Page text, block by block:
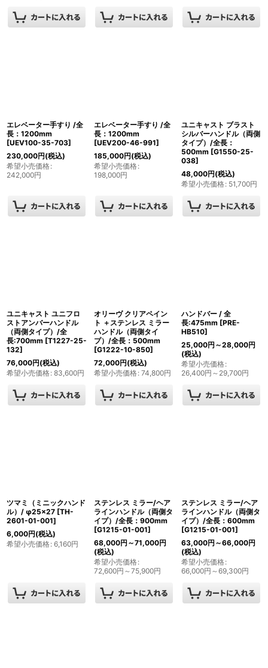
エレベーター手すり /全
長：1200mm
[UEV100-35-703]
230,000円(税込)
希望小売価格:
242,000円
エレベーター手すり /全
長：1200mm
[UEV200-46-991]
185,000円(税込)
希望小売価格:
198,000円
ユニキャスト ブラスト
シルバーハンドル（両側
タイプ）/全長：
500mm [G1550-25-
038]
48,000円(税込)
希望小売価格: 51,700円
ユニキャスト ユニフロ
ストアンバーハンドル
（両側タイプ）/全
長:700mm [T1227-25-
132]
76,000円(税込)
希望小売価格: 83,600円
オリーヴ クリアペイン
ト ＋ステンレス ミラー
ハンドル（両側タイ
プ）/全長：500mm
[G1222-10-850]
72,000円(税込)
希望小売価格: 74,800円
ハンドバー / 全
長:475mm [PRE-
HB510]
25,000円 ～28,000円
(税込)
希望小売価格:
26,400円 ～29,700円
ツマミ（ミニックハンド
ル）/ φ25×27 [TH-
2601-01-001]
6,000円(税込)
希望小売価格: 6,160円
ステンレス ミラー/ヘア
ラインハンドル（両側タ
イプ）/全長：900mm
[G1215-01-001]
68,000円 ～71,000円
(税込)
希望小売価格:
72,600円 ～75,900円
ステンレス ミラー/ヘア
ラインハンドル（両側タ
イプ）/全長：600mm
[G1215-01-001]
63,000円 ～66,000円
(税込)
希望小売価格:
66,000円 ～69,300円